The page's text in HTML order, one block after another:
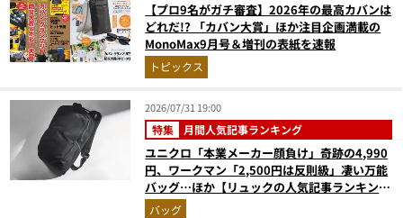
【プロ9名がガチ審査】2026年の最高カバンは
どれだ!? 「カバン大賞」ほか注目企画満載の
MonoMax9月号＆増刊の表紙を速報
トピックス
2026/07/31 19:00
特集 月間人気記事ランキング
ユニクロ「本業メーカー顔負け」奇跡の4,990
円、ワークマン「2,500円は反則級」凄い万能
バッグ…ほか【リュックの人気記事ランキング
ベスト3】（2026年6月版）
バッグ